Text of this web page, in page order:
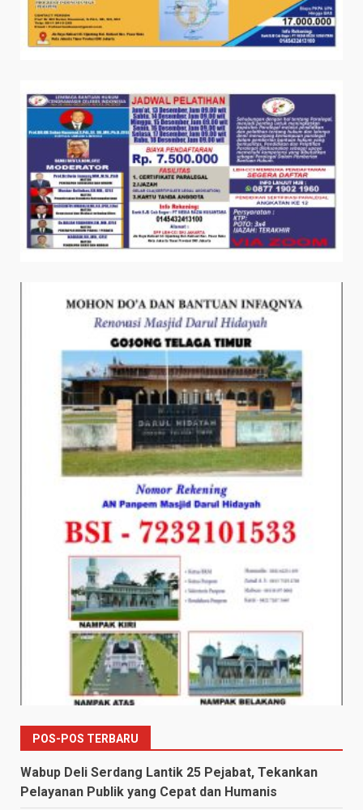
POS-POS TERBARU
Wabup Deli Serdang Lantik 25 Pejabat, Tekankan
Pelayanan Publik yang Cepat dan Humanis